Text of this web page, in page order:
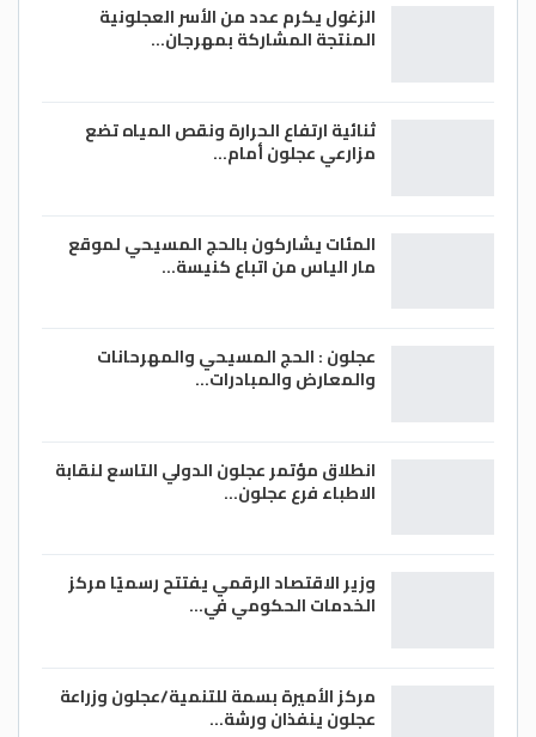
الزغول يكرم عدد من الأسر العجلونية
المنتجة المشاركة بمهرجان…
ثنائية ارتفاع الحرارة ونقص المياه تضع
مزارعي عجلون أمام…
المئات يشاركون بالحج المسيحي لموقع
مار الياس من اتباع كنيسة…
عجلون : الحج المسيحي والمهرحانات
والمعارض والمبادرات…
انطلاق مؤتمر عجلون الدولي التاسع لنقابة
الاطباء فرع عجلون…
وزير الاقتصاد الرقمي يفتتح رسميًا مركز
الخدمات الحكومي في…
مركز الأميرة بسمة للتنمية/عجلون وزراعة
عجلون ينفذان ورشة…